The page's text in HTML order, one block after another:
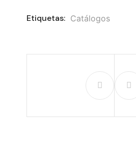
Etiquetas: Catálogos